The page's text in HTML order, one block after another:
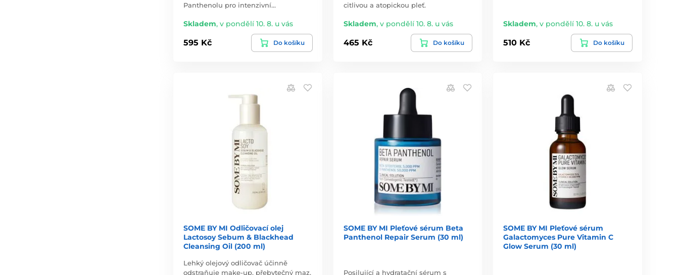
Panthenolu pro intenzivní…
Skladem, v pondělí 10. 8. u vás
595 Kč Do košíku
citlivou a atopickou pleť.
Skladem, v pondělí 10. 8. u vás
465 Kč Do košíku
Skladem,v pondělí 10. 8. u vás
510 Kč Do košíku
SOME BY MI Odličovací olej
Lactosoy Sebum & Blackhead
Cleansing Oil (200 ml)
Lehký olejový odličovač účinně
odstraňuje make-up, přebytečný maz,
SOME BY MI Pleťové sérum Beta
Panthenol Repair Serum (30 ml)
Posilující a hydratační sérum s
SOME BY MI Pleťové sérum
Galactomyces Pure Vitamin C
Glow Serum (30 ml)